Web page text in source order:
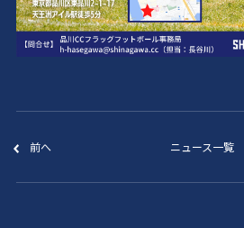
前へ ニュース一覧